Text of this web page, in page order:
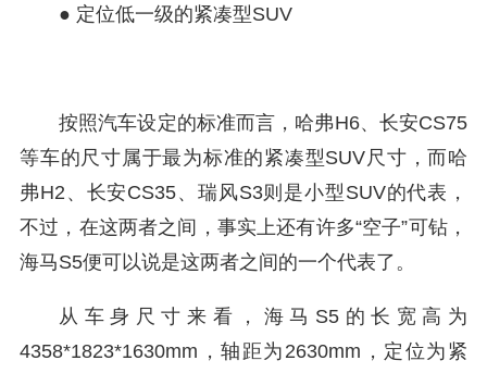
● 定位低一级的紧凑型SUV
按照汽车设定的标准而言，哈弗H6、长安CS75
等车的尺寸属于最为标准的紧凑型SUV尺寸，而哈
弗H2、长安CS35、瑞风S3则是小型SUV的代表，
不过，在这两者之间，事实上还有许多“空子”可钻，
海马S5便可以说是这两者之间的一个代表了。
从车身尺寸来看，海马S5的长宽高为
4358*1823*1630mm，轴距为2630mm，定位为紧